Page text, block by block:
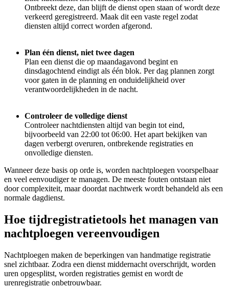
Ontbreekt deze, dan blijft de dienst open staan of wordt deze
verkeerd geregistreerd. Maak dit een vaste regel zodat
diensten altijd correct worden afgerond.
Plan één dienst, niet twee dagen
Plan een dienst die op maandagavond begint en
dinsdagochtend eindigt als één blok. Per dag plannen zorgt
voor gaten in de planning en onduidelijkheid over
verantwoordelijkheden in de nacht.
Controleer de volledige dienst
Controleer nachtdiensten altijd van begin tot eind,
bijvoorbeeld van 22:00 tot 06:00. Het apart bekijken van
dagen verbergt overuren, ontbrekende registraties en
onvolledige diensten.
Wanneer deze basis op orde is, worden nachtploegen voorspelbaar
en veel eenvoudiger te managen. De meeste fouten ontstaan niet
door complexiteit, maar doordat nachtwerk wordt behandeld als een
normale dagdienst.
Hoe tijdregistratietools het managen van
nachtploegen vereenvoudigen
Nachtploegen maken de beperkingen van handmatige registratie
snel zichtbaar. Zodra een dienst middernacht overschrijdt, worden
uren opgesplitst, worden registraties gemist en wordt de
urenregistratie onbetrouwbaar.